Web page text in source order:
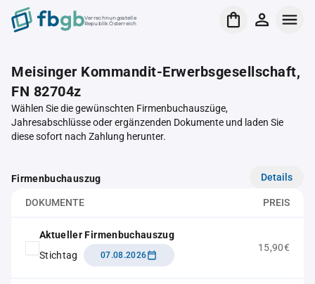
Verrechnungsstelle
Republik Österreich
Meisinger Kommandit-Erwerbsgesellschaft,
FN 82704z
Wählen Sie die gewünschten Firmenbuchauszüge,
Jahresabschlüsse oder ergänzenden Dokumente und laden Sie
diese sofort nach Zahlung herunter.
Firmenbuchauszug Details
DOKUMENTE PREIS
Aktueller Firmenbuchauszug
Stichtag
07.08.2026
15,90€